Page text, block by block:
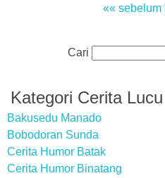
«« sebelum
Cari
Kategori Cerita Lucu
Bakusedu Manado
Bobodoran Sunda
Cerita Humor Batak
Cerita Humor Binatang